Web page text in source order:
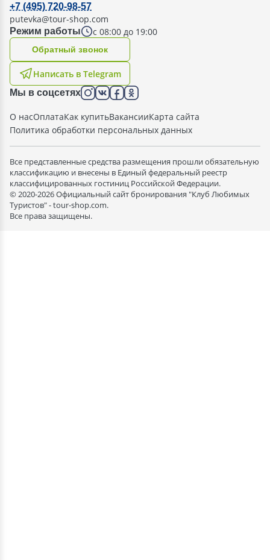
Режим работы с 08:00 до 19:00
+7 (495) 720-98-57
putevka@tour-shop.com
Написать в Telegram
Oбратный звонок
Мы в соцсетях
О насОплатаКак купитьВакансииКарта сайта
Политика обработки персональных данных
Все представленные средства размещения прошли обязательную
классификацию и внесены в Единый федеральный реестр
классифицированных гостиниц Российской Федерации.
© 2020-2026 Официальный сайт бронирования "Клуб Любимых
Туристов" - tour-shop.com.
Все права защищены.